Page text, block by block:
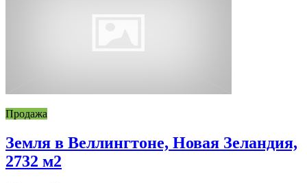
Продажа
Земля в Веллингтоне, Новая Зеландия,
2732 м2